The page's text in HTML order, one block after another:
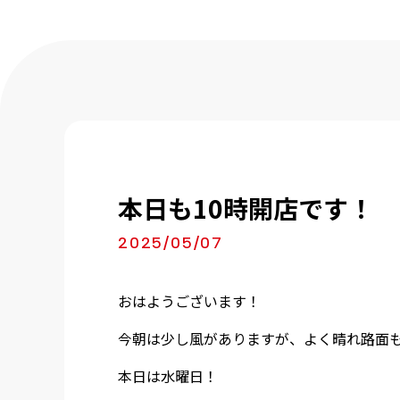
本日も10時開店です！
2025/05/07
おはようございます！
今朝は少し風がありますが、よく晴れ路面
本日は水曜日！